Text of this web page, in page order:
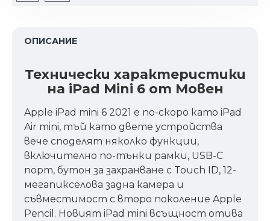
ОПИСАНИЕ
Технически характеристики
на iPad Mini 6 от Мовен
Apple iPad mini 6 2021 е по-скоро като iPad
Air mini, тъй като двете устройства
вече споделят няколко функции,
включително по-тънки рамки, USB-C
порт, бутон за захранване с Touch ID, 12-
мегапикселова задна камера и
съвместимост с второ поколение Apple
Pencil. Новият iPad mini всъщност отива